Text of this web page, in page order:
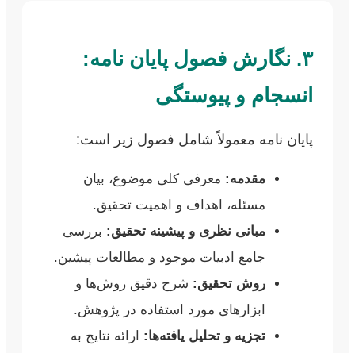
۳. نگارش فصول پایان نامه:
انسجام و پیوستگی
پایان نامه معمولاً شامل فصول زیر است:
مقدمه:معرفی کلی موضوع، بیان
مسئله، اهداف و اهمیت تحقیق.
مبانی نظری و پیشینه تحقیق:بررسی
جامع ادبیات موجود و مطالعات پیشین.
روش تحقیق:شرح دقیق روش‌ها و
ابزارهای مورد استفاده در پژوهش.
تجزیه و تحلیل یافته‌ها:ارائه نتایج به